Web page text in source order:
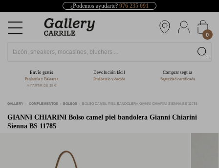
¿Podemos ayudarte? 976 235 091
0
Envío gratis
Península y Baleares
A PARTIR DE 39 €
Devolución fácil
Pruébatelo y decide
Comprar segura
Seguridad certificada
GALLERY COMPLEMENTOS BOLSOS BOLSO CAMEL PIEL BANDOLERA GIANNI CHIARINI SIENNA BS 11785
GIANNI CHIARINI Bolso camel piel bandolera Gianni Chiarini
Sienna BS 11785